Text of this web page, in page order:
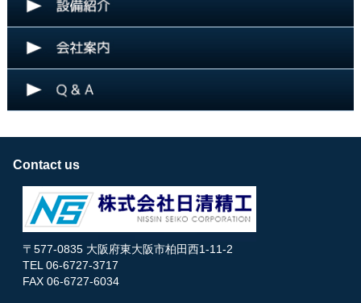
Contact us
〒577-0835 大阪府東大阪市柏田西1-11-2
TEL 06-6727-3717
FAX 06-6727-6034